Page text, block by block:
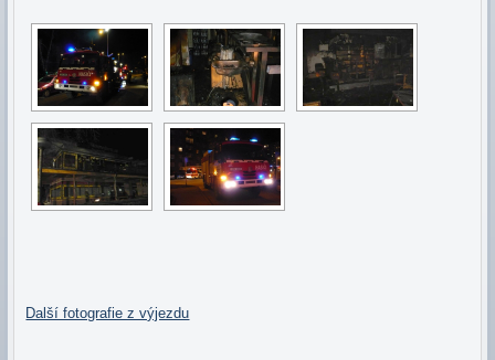
Další fotografie z výjezdu